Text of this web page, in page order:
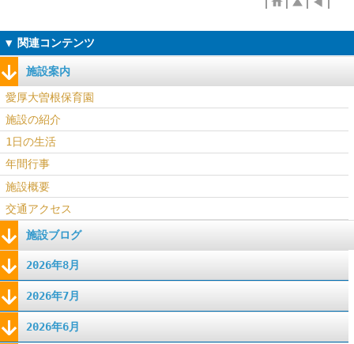
施設案内
愛厚大曽根保育園
施設の紹介
1日の生活
年間行事
施設概要
交通アクセス
施設ブログ
2026年8月
2026年7月
2026年6月